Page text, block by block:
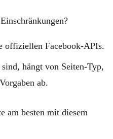
offiziellen Facebook-APIs.
hängt von Seiten-Typ,
ab.
am besten mit diesem